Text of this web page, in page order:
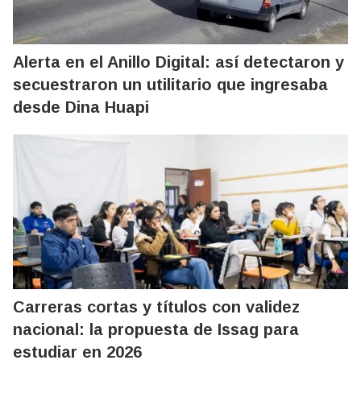
Alerta en el Anillo Digital: así detectaron y
secuestraron un utilitario que ingresaba
desde Dina Huapi
Carreras cortas y títulos con validez
nacional: la propuesta de Issag para
estudiar en 2026